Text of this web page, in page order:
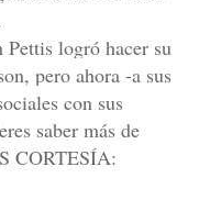
Pettis logró hacer su
pero ahora -a sus
con sus
saber más de
CORTESÍA: